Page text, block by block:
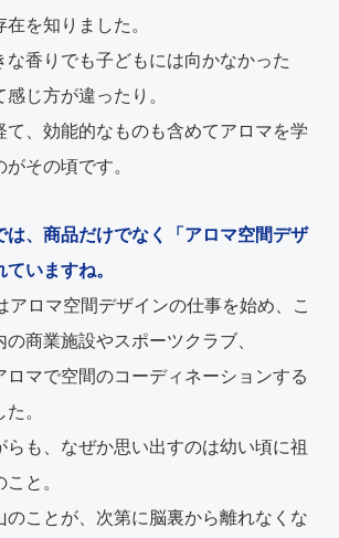
を知りました。
な香りでも子どもには向かなかった
じ方が違ったり。
て、効能的なものも含めてアロマを学
その頃です。
、商品だけでなく「アロマ空間デザ
いますね。
アロマ空間デザインの仕事を始め、こ
商業施設やスポーツクラブ、
ロマで空間のコーディネーションする
。
らも、なぜか思い出すのは幼い頃に祖
と。
のことが、次第に脳裏から離れなくな